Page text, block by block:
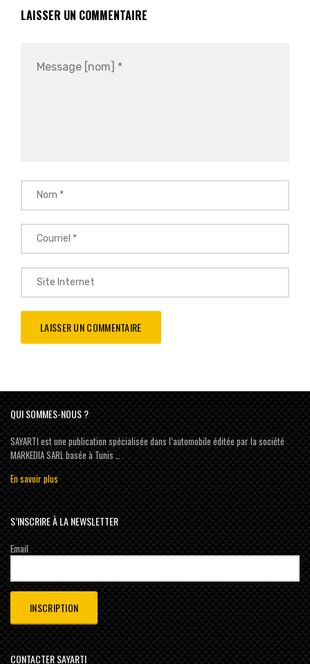
LAISSER UN COMMENTAIRE
QUI SOMMES-NOUS ?
SAYARTI est une publication spécialisée dans l’automobile éditée par la société
MARKEDIA SARL basée à Tunis …
En savoir plus
S’INSCRIRE À LA NEWSLETTER
Email
CONTACTER SAYARTI